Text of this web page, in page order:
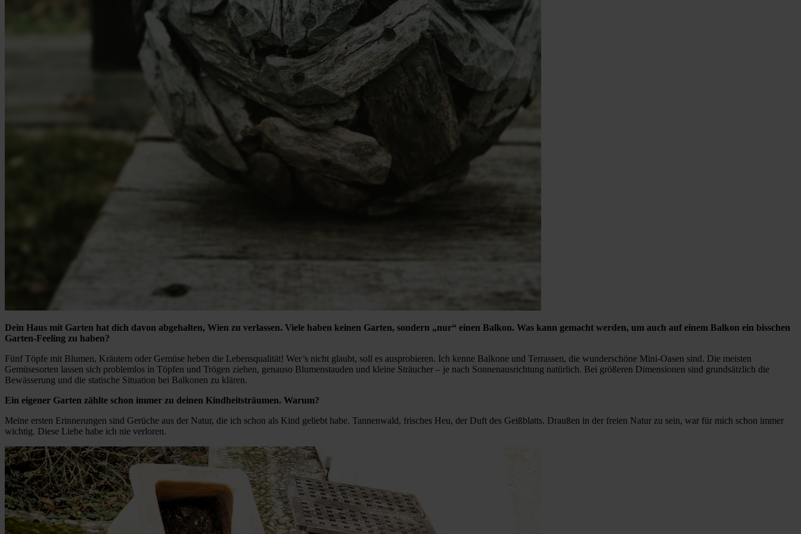
Dein Haus mit Garten hat dich davon abgehalten, Wien zu verlassen. Viele haben keinen Garten, sondern „nur“ einen Balkon. Was kann gemacht werden, um auch auf einem Balkon ein bisschen
Garten-Feeling zu haben?
Fünf Töpfe mit Blumen, Kräutern oder Gemüse heben die Lebensqualität! Wer’s nicht glaubt, soll es ausprobieren. Ich kenne Balkone und Terrassen, die wunderschöne Mini-Oasen sind. Die meisten
Gemüsesorten lassen sich problemlos in Töpfen und Trögen ziehen, genauso Blumenstauden und kleine Sträucher – je nach Sonnenausrichtung natürlich. Bei größeren Dimensionen sind grundsätzlich die
Bewässerung und die statische Situation bei Balkonen zu klären.
Ein eigener Garten zählte schon immer zu deinen Kindheitsträumen. Warum?
Meine ersten Erinnerungen sind Gerüche aus der Natur, die ich schon als Kind geliebt habe. Tannenwald, frisches Heu, der Duft des Geißblatts. Draußen in der freien Natur zu sein, war für mich schon immer
wichtig. Diese Liebe habe ich nie verloren.